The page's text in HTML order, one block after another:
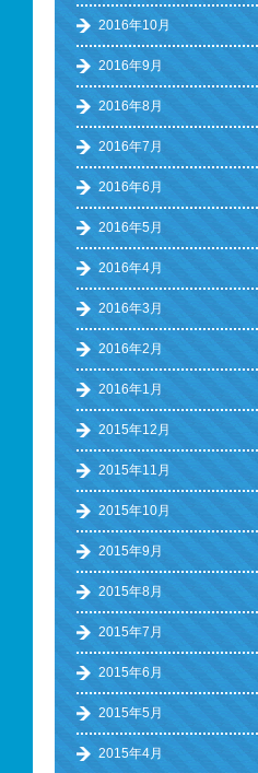
2016年10月
2016年9月
2016年8月
2016年7月
2016年6月
2016年5月
2016年4月
2016年3月
2016年2月
2016年1月
2015年12月
2015年11月
2015年10月
2015年9月
2015年8月
2015年7月
2015年6月
2015年5月
2015年4月